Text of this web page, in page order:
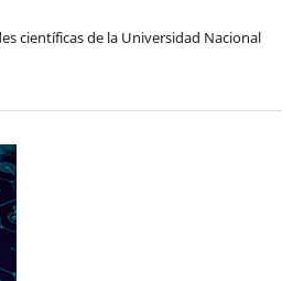
científicas de la Universidad Nacional